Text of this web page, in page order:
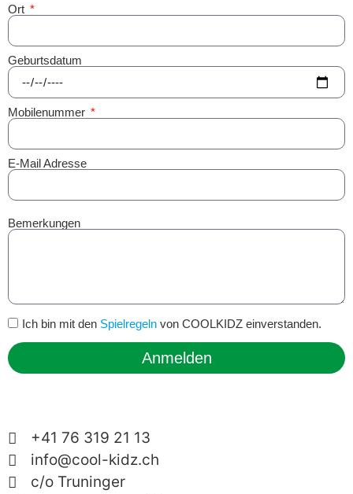
Ort
Geburtsdatum
Mobilenummer
E-Mail Adresse
Bemerkungen
Ich bin mit den Spielregeln von COOLKIDZ einverstanden.
Anmelden
+41 76 319 21 13
info@cool-kidz.ch
c/o Truninger